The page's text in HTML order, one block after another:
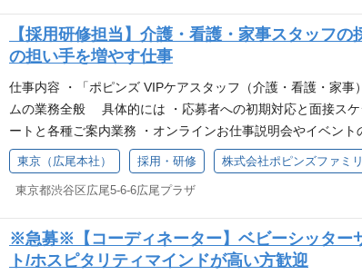
どへの営業業務 ・その他事業部内業務 必須経験・スキル ・
ーポイント） ①コーディネーター（介護） ・介護福祉士 ・
護師資格を有する方 求める人財像 ・顧客の中心が富裕層の
る方 ・ホスピタリティマインドを持ってご応対いただける
進・改革に邁進できる活気のある方 ・仲間との会話を大切
らマネージメントができる方 歓迎要件 次のいずれかの経験
ネーター9名が活躍中。（介護福祉士4名、看護師5名） 30代
います。コミュニケーションを大切に、プロ意識をもって仕
千差万別です。マニュアルを基本とし、様々なことを想定し
ア内での採用全般、請求業務、データ分析、資料作成、営業
く仕事となります。 採用業務：人材不足の時代にいかに優秀
となります。 採用は現場のケアに関わるスタッフの採用とな
の採用になります。 請求業務：お客様への請求については間
作成をいただく仕事となります。 データ分析：ＰＬ，採用
扱っていただきます。経営全般に関わるデータの分析加工を
ます。 多方面に及ぶ業務となりますが、担当者が丁寧に教
必須経験・スキル ・PCスキル（エセイル、ワード、パワー
の事務業務経験（経理系） 求める人財像 ・サービスマイン
リティ向上にむけ、事業を責任感を持って遂行できる方 ・固
【採用研修担当】介護・看護・家事スタッフ
の担い手を増やす仕事
仕事内容 ・「ポピンズ VIPケアスタッフ（介護・看護・家事
ムの業務全般 具体的には ・応募者への初期対応と面接ス
ートと各種ご案内業務 ・オンラインお仕事説明会やイベン
仕事開始（研修）」までの伴走 ・求人原稿の更新と採用デ
不問※ 企業にて採用実務経験3年以上 歓迎要件 ・採用戦略立
務経験者 ・論理的思考力・企画力・数値分析能力 ・WEBツ
ルをスピード感もって使用できる方 ・Excel中級以上（ピボ
像 ・お客様やスタッフの視点に立ち、ホスピタリティマイ
達成に向けて、自発的に行動できる方 ・変化の多い環境で、
東京（広尾本社） 採用・研修 株式会社ポピンズファミ
東京都渋谷区広尾5-6-6広尾プラザ
※急募※【コーディネーター】ベビーシッター
ト/ホスピタリティマインドが高い方歓迎